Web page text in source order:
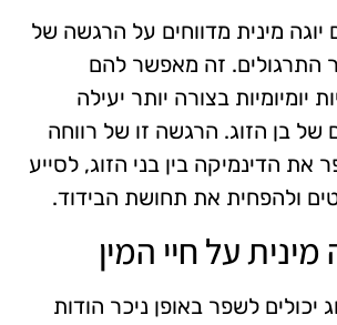
יוגה מינית מדווחים על הרגשה של
התרגולים. זה מאפשר להם
יומיומיות בצורה יותר יעילה
בן הזוג. הרגשה זו של רווחה
את הדינמיקה בין בני הזוג, לסייע
ולהפחית את תחושת הבידוד.
על חיי המין
יכולים לשפר באופן ניכר הודות